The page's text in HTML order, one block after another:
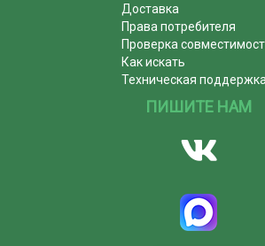
Доставка
Права потребителя
Проверка
Как искать
Техническая поддержка
ПИШИТЕ НАМ